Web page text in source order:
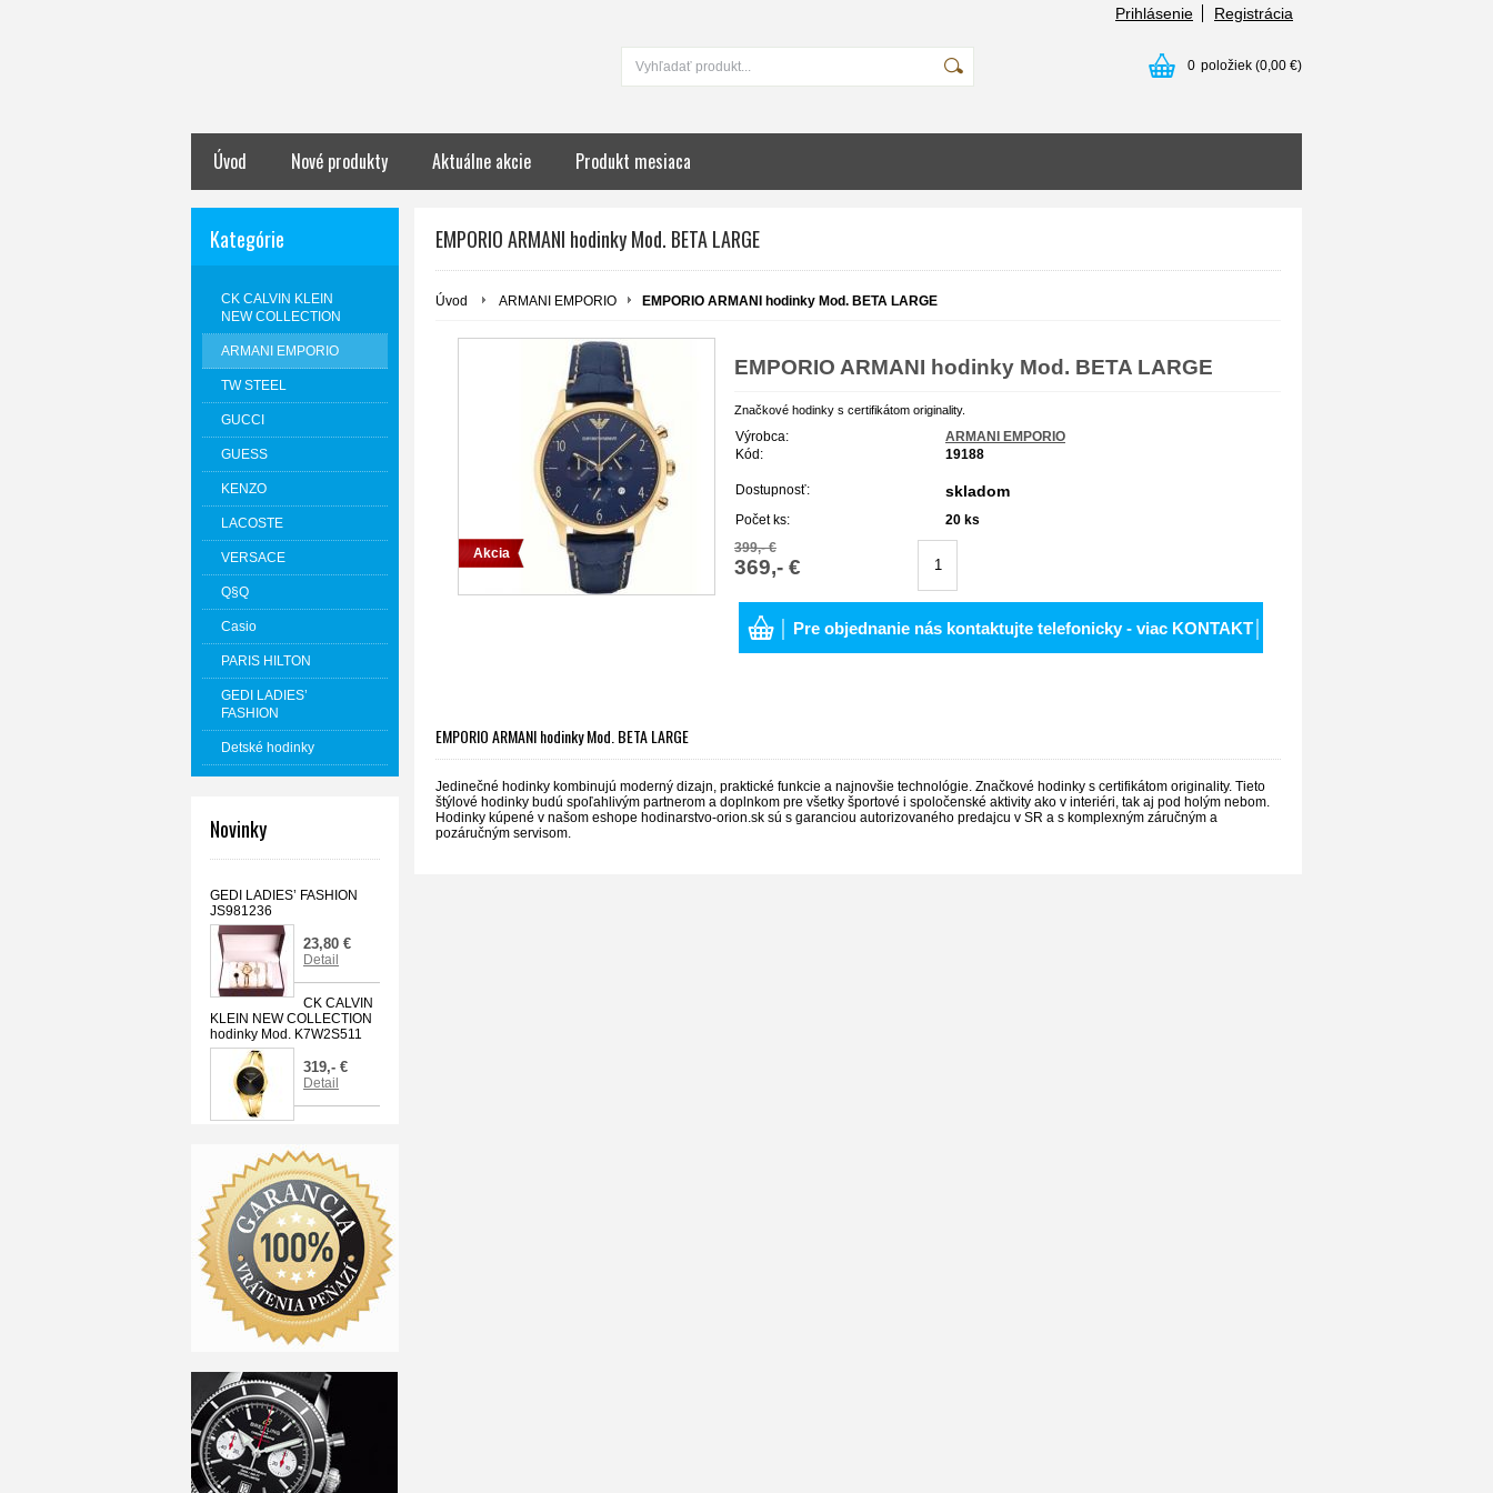
Prihlásenie Registrácia
0 položiek (0,00 €)
Úvod Nové produkty Aktuálne akcie Produkt mesiaca
Kategórie
CK CALVIN KLEIN
NEW COLLECTION
ARMANI EMPORIO
TW STEEL
GUCCI
GUESS
KENZO
LACOSTE
VERSACE
Q§Q
Casio
PARIS HILTON
GEDI LADIES’
FASHION
Detské hodinky
Novinky
GEDI LADIES’ FASHION
JS981236
23,80 €
Detail
CK CALVIN
KLEIN NEW COLLECTION
hodinky Mod. K7W2S511
319,- €
Detail
EMPORIO ARMANI hodinky Mod. BETA LARGE
Úvod ARMANI EMPORIO EMPORIO ARMANI hodinky Mod. BETA LARGE
Akcia
EMPORIO ARMANI hodinky Mod. BETA LARGE
Značkové hodinky s certifikátom originality.
Výrobca:
ARMANI EMPORIO
Kód:
19188
Dostupnosť: skladom
Počet ks: 20 ks
399,- €
369,- €
│ Pre objednanie nás kontaktujte telefonicky - viac KONTAKT│
EMPORIO ARMANI hodinky Mod. BETA LARGE
Jedinečné hodinky kombinujú moderný dizajn, praktické funkcie a najnovšie technológie. Značkové hodinky s certifikátom originality. Tieto
štýlové hodinky budú spoľahlivým partnerom a doplnkom pre všetky športové i spoločenské aktivity ako v interiéri, tak aj pod holým nebom.
Hodinky kúpené v našom eshope hodinarstvo-orion.sk sú s garanciou autorizovaného predajcu v SR a s komplexným záručným a
pozáručným servisom.